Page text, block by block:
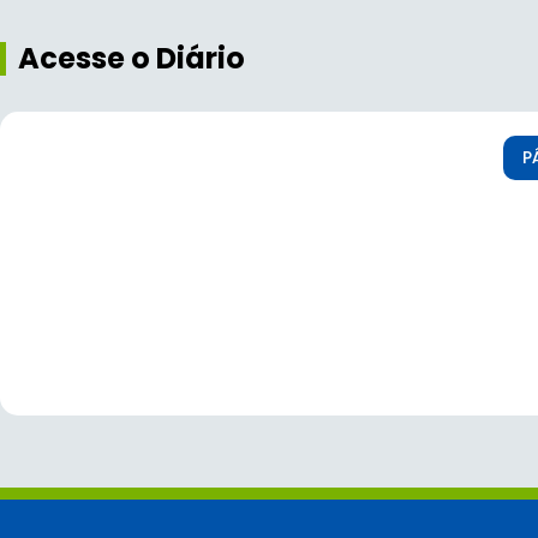
Acesse o Diário